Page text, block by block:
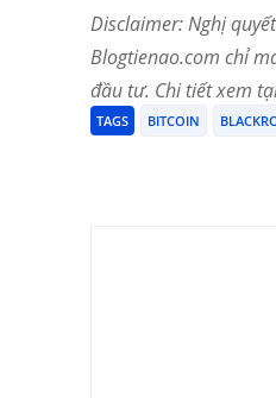
Disclaimer: Nghị
Blogtienao.com chỉ
đầu tư. Chi tiết xem
TAGS BITCOIN